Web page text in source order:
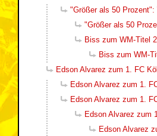
"Größer als 50
"Größer als 50
Biss zum WM-Titel
Biss zum WM-
Edson Alvarez zum 1. FC
Edson Alvarez zum 1.
Edson Alvarez zum 1.
Edson Alvarez zum
Edson Alvarez